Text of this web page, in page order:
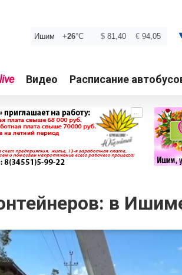
live Видео Расписание
...
в